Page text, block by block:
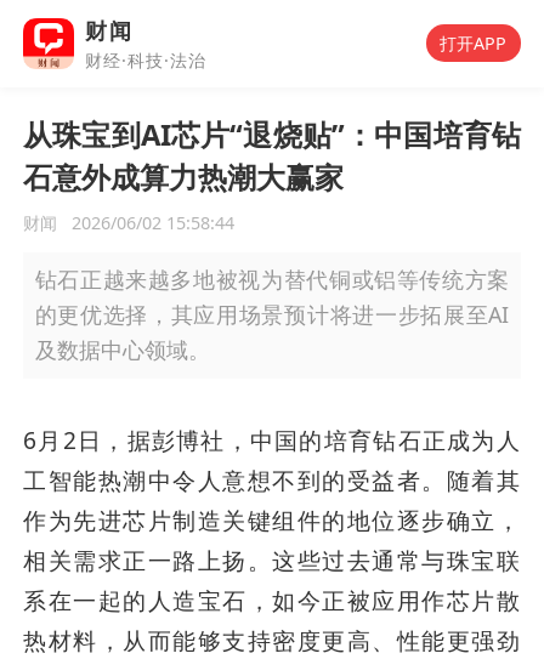
财闻
财经·科技·法治
打开APP
从珠宝到AI芯片“退烧贴”：中国培育钻
石意外成算力热潮大赢家
财闻 2026/06/02 15:58:44
钻石正越来越多地被视为替代铜或铝等传统方案
的更优选择，其应用场景预计将进一步拓展至AI
及数据中心领域。
6月2日，据彭博社，中国的培育钻石正成为人
工智能热潮中令人意想不到的受益者。随着其
作为先进芯片制造关键组件的地位逐步确立，
相关需求正一路上扬。这些过去通常与珠宝联
系在一起的人造宝石，如今正被应用作芯片散
热材料，从而能够支持密度更高、性能更强劲